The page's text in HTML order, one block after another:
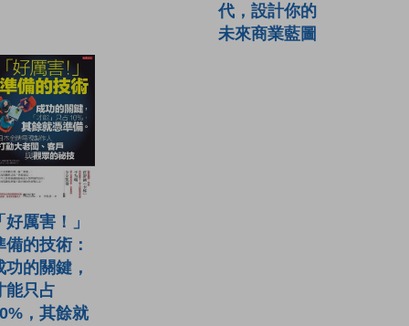
代，設計你的
未來商業藍圖
好厲害！」
備的技術：
功的關鍵，
能只占
，其餘就